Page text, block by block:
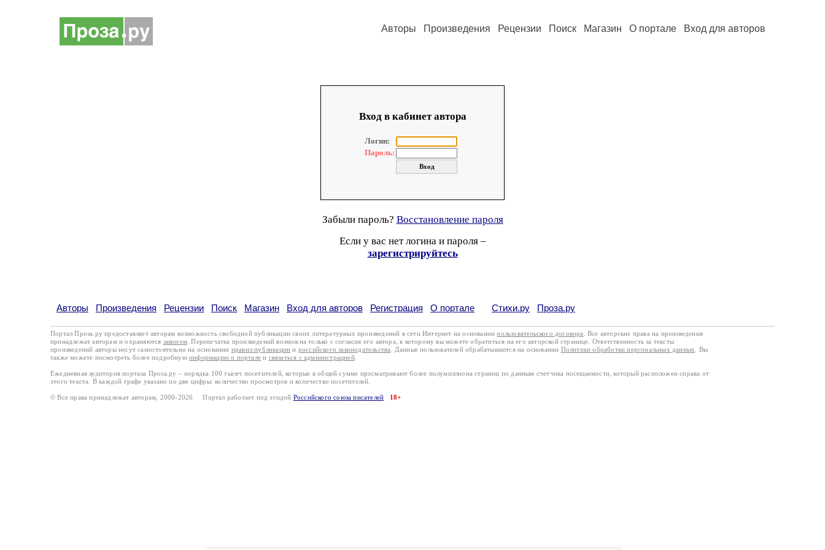
Авторы Произведения Рецензии Поиск Магазин О портале Вход для авторов
Вход в кабинет автора
Логин:
Пароль:
Забыли пароль? Восстановление пароля
Если у вас нет логина и пароля –
зарегистрируйтесь
Авторы Произведения Рецензии Поиск Магазин Вход для авторов Регистрация О портале Стихи.ру Проза.ру
Портал Проза.ру предоставляет авторам возможность свободной публикации своих литературных произведений в сети Интернет на основаниипользовательского договора
. Все авторские права на произведения
принадлежат авторам и охраняются законом . Перепечатка произведений возможна только с согласия его автора, к которому вы можете обратиться на его авторской странице. Ответственность за тексты
произведений авторы несут самостоятельно на основании правил публикации и российского законодательства . Данные пользователей обрабатываются на основании Политики обработки персональных данных
. Вы
также можете посмотреть более подробную информацию о портале и связаться с администрацией.
Ежедневная аудитория портала Проза.ру – порядка 100 тысяч посетителей, которые в общей сумме просматривают более полумиллиона страниц по данным счетчика посещаемости, который расположен справа от
этого текста. В каждой графе указано по две цифры: количество просмотров и количество посетителей.
© Все права принадлежат авторам, 2000-2026 Портал работает под эгидой Российского союза писателей 18+